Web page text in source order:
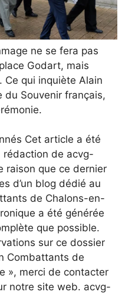
ne se fera pas
Godart, mais
Ce qui inquiète Alain
du Souvenir français,
Cet article a été
rédaction de acvg-
raison que ce dernier
d’un blog dédié au
de Chalons-en-
a été générée
que possible.
sur ce dossier
Combattants de
», merci de contacter
notre site web. acvg-